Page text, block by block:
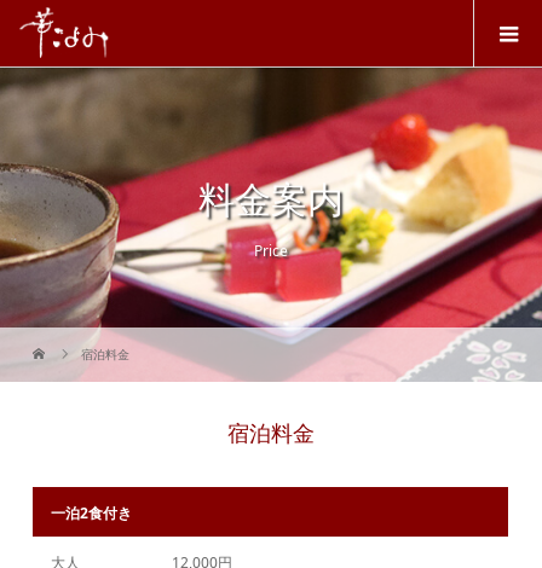
料金案内
Price
宿泊料金
宿泊料金
一泊2食付き
大人 12,000円